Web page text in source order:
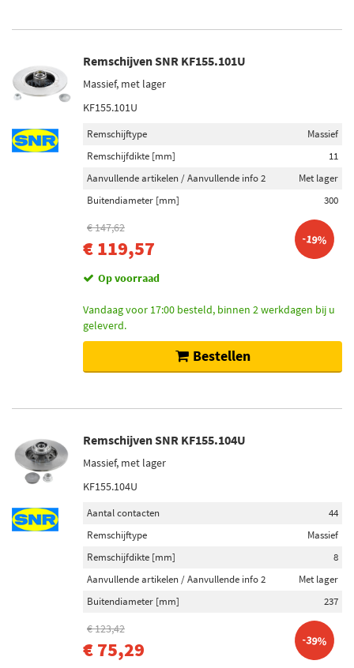
Remschijven SNR KF155.101U
Massief, met lager
KF155.101U
Remschijftype
Massief
Remschijfdikte [mm]
11
Aanvullende artikelen / Aanvullende info 2
Met lager
Buitendiameter [mm]
300
€ 147,62
€ 119,57 -19%
Op voorraad
Vandaag voor 17:00 besteld, binnen 2 werkdagen bij u
geleverd.
Bestellen
Remschijven SNR KF155.104U
Massief, met lager
KF155.104U
Aantal contacten
44
Remschijftype
Massief
Remschijfdikte [mm]
8
Aanvullende artikelen / Aanvullende info 2
Met lager
Buitendiameter [mm]
237
€ 123,42
€ 75,29 -39%